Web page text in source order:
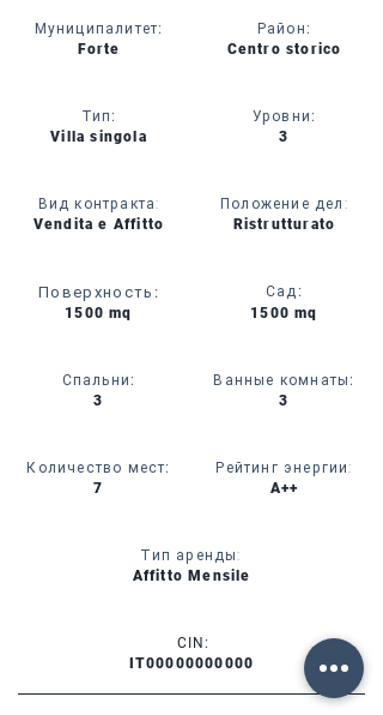
Муниципалитет:
Forte
Тип:
Villa singola
Вид контракта:
Vendita e Affitto
Поверхность :
1500 mq
Спальни:
3
Количество мест:
7
Район:
Centro storico
Уровни:
3
Положение дел:
Ristrutturato
Сад:
1500 mq
Ванные комнаты:
3
Рейтинг энергии:
A++
Тип аренды:
Affitto Mensile
CIN:
IT00000000000